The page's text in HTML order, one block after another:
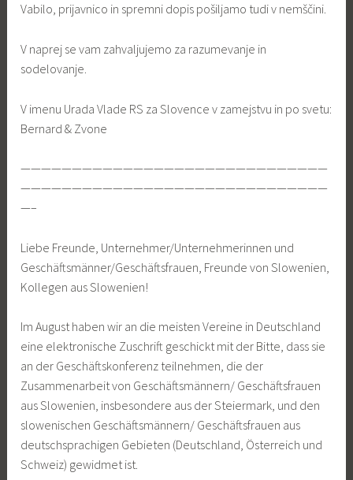
Vabilo, prijavnico in spremni dopis pošiljamo tudi v nemščini.
V naprej se vam zahvaljujemo za razumevanje in
sodelovanje.
V imenu Urada Vlade RS za Slovence v zamejstvu in po svetu:
Bernard & Zvone
——————————————————————————————
——————————————————————————————
—–
Liebe Freunde, Unternehmer/Unternehmerinnen und
Geschäftsmänner/Geschäftsfrauen, Freunde von Slowenien,
Kollegen aus Slowenien!
Im August haben wir an die meisten Vereine in Deutschland
eine elektronische Zuschrift geschickt mit der Bitte, dass sie
an der Geschäftskonferenz teilnehmen, die der
Zusammenarbeit von Geschäftsmännern/ Geschäftsfrauen
aus Slowenien, insbesondere aus der Steiermark, und den
slowenischen Geschäftsmännern/ Geschäftsfrauen aus
deutschsprachigen Gebieten (Deutschland, Österreich und
Schweiz) gewidmet ist.